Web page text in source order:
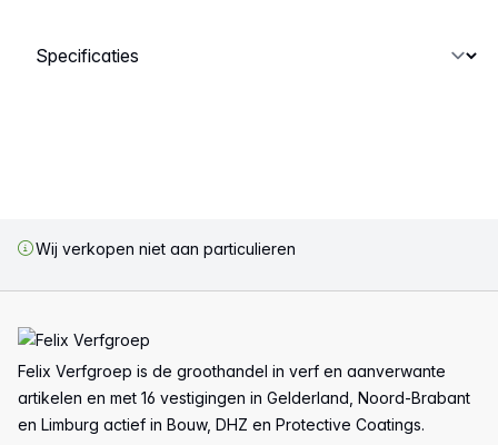
Selecteer een tabblad
Wij verkopen niet aan particulieren
Felix Verfgroep is de groothandel in verf en aanverwante
artikelen en met 16 vestigingen in Gelderland, Noord-Brabant
en Limburg actief in Bouw, DHZ en Protective Coatings.